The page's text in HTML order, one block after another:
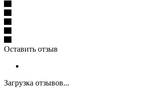
Оставить отзыв
Загрузка отзывов...